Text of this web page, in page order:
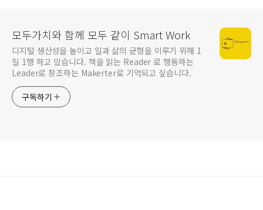
모두가치와 함께 모두 같이 Smart Work
디지털 생산성을 높이고 일과 삶의 균형을 이루기 위해 1
일 1행 하고 있습니다. 책을 읽는 Reader 로 행동하는
Leader로 창조하는 Makerter로 기억되고 싶습니다.
구독하기